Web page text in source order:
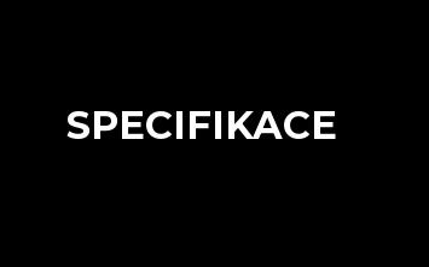
SPECIFIKACE